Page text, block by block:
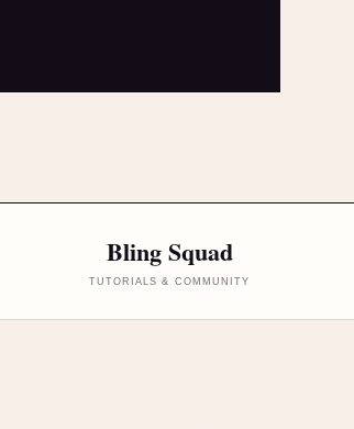
Bling Squad
TUTORIALS & COMMUNITY